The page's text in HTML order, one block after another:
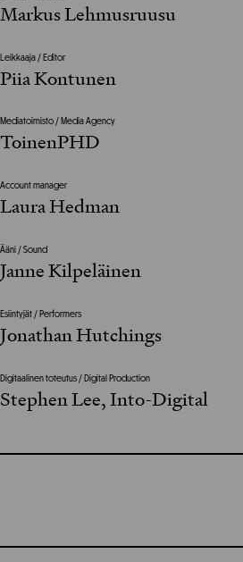
Markus Lehmusruusu
Leikkaaja / Editor
Piia Kontunen
Mediatoimisto / Media Agency
ToinenPHD
Account manager
Laura Hedman
Ääni / Sound
Janne Kilpeläinen
Esiintyjät / Performers
Jonathan Hutchings
Digitaalinen toteutus / Digital Production
Stephen Lee, Into-Digital